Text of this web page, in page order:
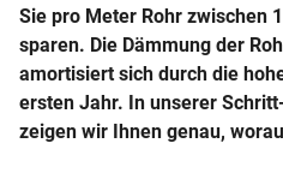
Sie pro Meter Rohr zwischen
sparen. Die Dämmung der
amortisiert sich durch die
ersten Jahr. In unserer
zeigen wir Ihnen genau,